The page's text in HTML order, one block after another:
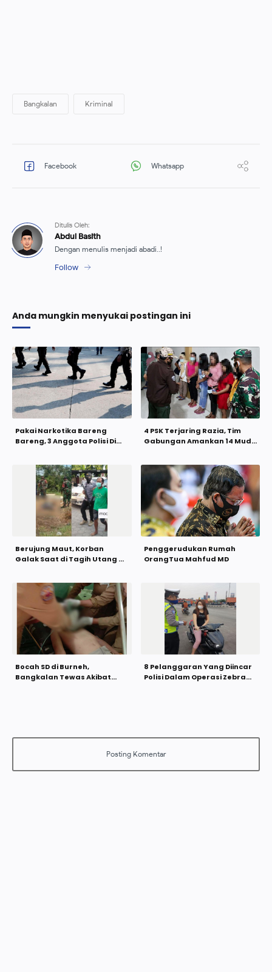
Anda mungkin menyukai postingan ini
Pakai Narkotika Bareng
Bareng, 3 Anggota Polisi Di
4 PSK Terjaring Razia, Tim
Gabungan Amankan 14 Muda
Berujung Maut, Korban
Galak Saat di Tagih Utang di
Penggerudukan Rumah
OrangTua Mahfud MD
Bocah SD di Burneh,
Bangkalan Tewas Akibat
8 Pelanggaran Yang Diincar
Polisi Dalam Operasi Zebra